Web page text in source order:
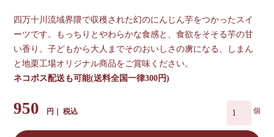
四万十川流域界隈で収穫された幻のにんじん芋をつかったスイ
ーツです。もっちりとやわらかな食感と、食欲をそそる芋の甘
い香り。子どもから大人までそのおいしさの虜になる、しまん
と地栗工場オリジナル商品をご賞味ください。
ネコポス配送も可能(送料全国一律300円)
950 税込